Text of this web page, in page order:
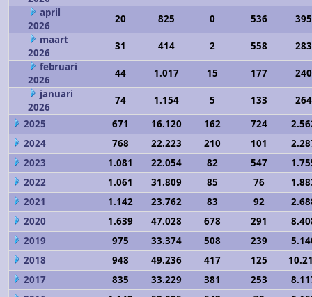
april
2026
20 825 0 536
maart
2026
31 414 2 558
februari
2026
44 1.017 15 177
januari
2026
74 1.154 5 133
2025
671 16.120 162 724
2024
768 22.223 210 101
2023
1.081 22.054 82 547
2022
1.061 31.809 85 76
2021
1.142 23.762 83 92
2020
1.639 47.028 678 291
2019
975 33.374 508 239
2018
948 49.236 417 125
2017
835 33.229 381 253